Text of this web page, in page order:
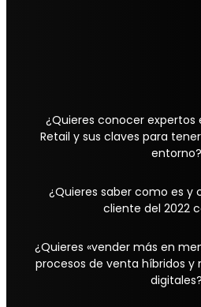
¿Quieres conocer expertos
Retail y sus claves para
entorno?
¿Quieres saber como es y
cliente del 2022
¿Quieres «vender más en
procesos de venta híbridos y
digitales?